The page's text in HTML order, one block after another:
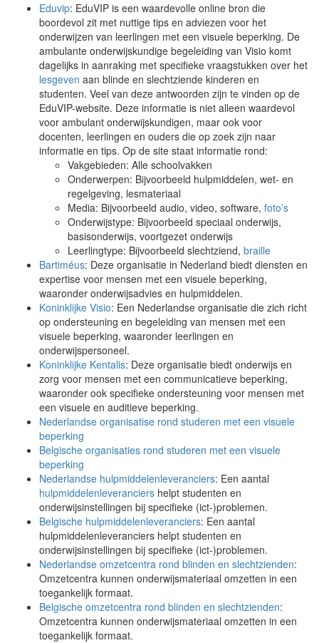
Eduvip: EduVIP is een waardevolle online bron die
boordevol zit met nuttige tips en adviezen voor het
onderwijzen van leerlingen met een visuele beperking. De
ambulante onderwijskundige begeleiding van Visio komt
dagelijks in aanraking met specifieke vraagstukken over het
lesgeven aan blinde en slechtziende kinderen en
studenten. Veel van deze antwoorden zijn te vinden op de
EduVIP-website. Deze informatie is niet alleen waardevol
voor ambulant onderwijskundigen, maar ook voor
docenten, leerlingen en ouders die op zoek zijn naar
informatie en tips. Op de site staat informatie rond:
Vakgebieden: Alle schoolvakken
Onderwerpen: Bijvoorbeeld hulpmiddelen, wet- en
regelgeving, lesmateriaal
Media: Bijvoorbeeld audio, video, software, foto’s
Onderwijstype: Bijvoorbeeld speciaal onderwijs,
basisonderwijs, voortgezet onderwijs
Leerlingtype: Bijvoorbeeld slechtziend, braille
Bartiméus: Deze organisatie in Nederland biedt diensten en
expertise voor mensen met een visuele beperking,
waaronder onderwijsadvies en hulpmiddelen.
Koninklijke Visio: Een Nederlandse organisatie die zich richt
op ondersteuning en begeleiding van mensen met een
visuele beperking, waaronder leerlingen en
onderwijspersoneel.
Koninklijke Kentalis: Deze organisatie biedt onderwijs en
zorg voor mensen met een communicatieve beperking,
waaronder ook specifieke ondersteuning voor mensen met
een visuele en auditieve beperking.
Nederlandse organisatise rond studeren met een visuele
beperking
Belgische organisaties rond studeren met een visuele
beperking
Nederlandse hulpmiddelenleveranciers: Een aantal
hulpmiddelenleveranciers helpt studenten en
onderwijsinstellingen bij specifieke (ict-)problemen.
Belgische hulpmiddelenleveranciers: Een aantal
hulpmiddelenleveranciers helpt studenten en
onderwijsinstellingen bij specifieke (ict-)problemen.
Nederlandse omzetcentra rond blinden en slechtzienden:
Omzetcentra kunnen onderwijsmateriaal omzetten in een
toegankelijk formaat.
Belgische omzetcentra rond blinden en slechtzienden:
Omzetcentra kunnen onderwijsmateriaal omzetten in een
toegankelijk formaat.